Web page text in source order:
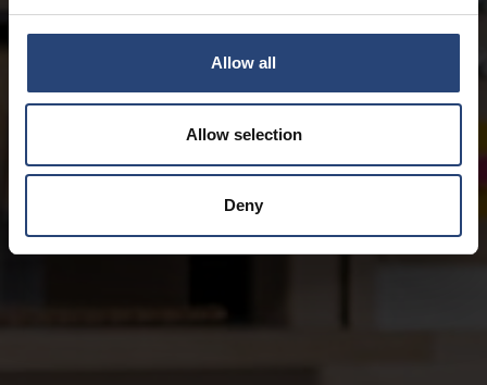
Allow all
Allow selection
Deny